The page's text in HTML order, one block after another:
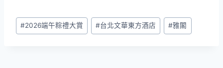
Post
Tags:
#2026端午粽禮大賞 #台北文華東方酒店 #雅閣